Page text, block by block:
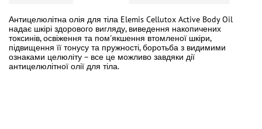
Антицелюлітна олія для тіла Elemis Cellutox Active Body Oil
надає шкірі здорового вигляду, виведення накопичених
токсинів, освіження та пом'якшення втомленої шкіри,
підвищення її тонусу та пружності, боротьба з видимими
ознаками целюліту – все це можливо завдяки дії
антицелюлітної олії для тіла.